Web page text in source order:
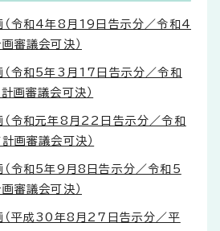
（令和4年8月19日告示分／令和4
審議会可決）
（令和5年3月17日告示分／令和
画審議会可決）
（令和元年8月22日告示分／令和
画審議会可決）
（令和5年9月8日告示分／令和5
審議会可決）
（平成30年8月27日告示分／平